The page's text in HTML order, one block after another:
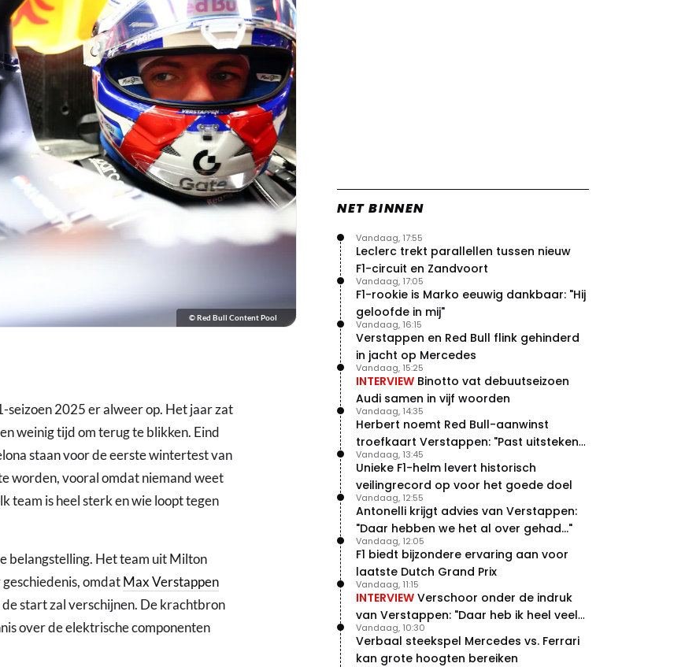
© Red Bull Content Pool
seizoen 2025 er alweer op. Het jaar zat
weinig tijd om terug te blikken. Eind
staan voor de eerste wintertest van
worden, vooral omdat niemand weet
team is heel sterk en wie loopt tegen
belangstelling. Het team uit Milton
omdatMax Verstappen
start zal verschijnen. De krachtbron
over de elektrische componenten
NET BINNEN
Leclerc trekt parallellen tussen nieuw
F1-circuit en Zandvoort
Vandaag, 17:55
F1-rookie is Marko eeuwig dankbaar: "Hij
geloofde in mij"
Vandaag, 17:05
Verstappen en Red Bull flink gehinderd
in jacht op Mercedes
Vandaag, 16:15
INTERVIEW Binotto vat debuutseizoen
Audi samen in vijf woorden
Vandaag, 15:25
Herbert noemt Red Bull-aanwinst
troefkaart Verstappen: "Past uitstekend
bij Red Bull"
Vandaag, 14:35
Unieke F1-helm levert historisch
veilingrecord op voor het goede doel
Vandaag, 13:45
Antonelli krijgt advies van Verstappen:
"Daar hebben we het al over gehad..."
Vandaag, 12:55
F1 biedt bijzondere ervaring aan voor
laatste Dutch Grand Prix
Vandaag, 12:05
INTERVIEW Verschoor onder de indruk
van Verstappen: "Daar heb ik heel veel
respect voor"
Vandaag, 11:15
Verbaal steekspel Mercedes vs. Ferrari
kan grote hoogten bereiken
Vandaag, 10:30